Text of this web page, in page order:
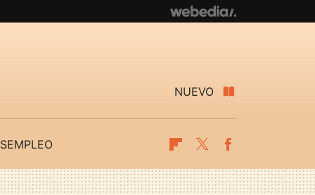
NUEVO
Flipboard
Twitter